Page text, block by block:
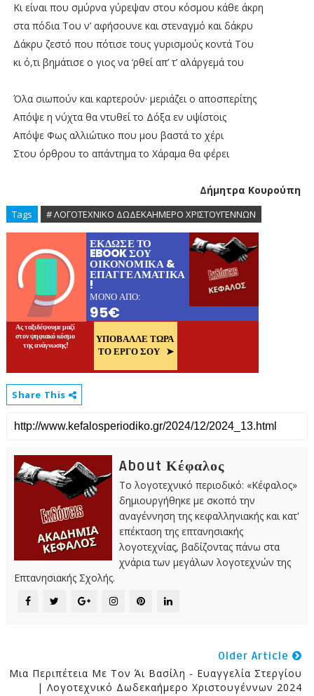
Κι είναι που σμύρνα γύρεψαν στου κόσμου κάθε άκρη
στα πόδια Του ν’ αφήσουνε και στεναγμό και δάκρυ
Δάκρυ ζεστό που πότισε τους γυρισμούς κοντά Του
κι ό,τι βημάτισε ο γιος να ‘ρθεί απ’ τ’ αλάργεμά του
Όλα σιωπούν και καρτερούν· μεριάζει ο αποσπερίτης
Απόψε η νύχτα θα ντυθεί το Δόξα εν υψίστοις
Απόψε Φως αλλιώτικο που μου βαστά το χέρι
Στου όρθρου το απάντημα το Χάραμα θα φέρει
Δήμητρα Κουρούπη
Tags # ΛΟΓΟΤΕΧΝΙΚΟ ΔΩΔΕΚΑΗΜΕΡΟ ΧΡΙΣΤΟΥΓΕΝΝΩΝ
Share This
About Κέφαλος
Το λογοτεχνικό περιοδικό: «Κέφαλος»
δημιουργήθηκε με σκοπό την
αναγέννηση της κεφαλληνιακής και κατ'
επέκταση της επτανησιακής
λογοτεχνίας, βαδίζοντας πάνω στα
χνάρια των μεγάλων λογοτεχνών της
Επτανησιακής Σχολής.
Older Article
Μια Περιπέτεια Με Τον Άι Βασίλη - Ευαγγελία Στεργίου
| Λογοτεχνικό Δωδεκαήμερο Χριστουγέννων 2024